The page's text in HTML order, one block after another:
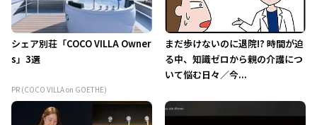
シェア別荘「COCO VILLA Owner
s」3選
PR (COCO VILLA on GOETHE)
まだ歩けないのに退院!? 時間が迫
る中、知識ゼロから親の介護につ
いて悩む日々／今...